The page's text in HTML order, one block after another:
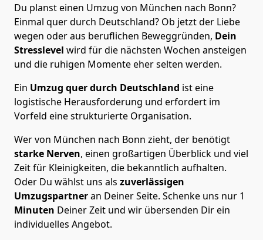
Du planst einen Umzug von München nach Bonn?
Einmal quer durch Deutschland? Ob jetzt der Liebe
wegen oder aus beruflichen Beweggründen, Dein
Stresslevel wird für die nächsten Wochen ansteigen
und die ruhigen Momente eher selten werden.
Ein Umzug quer durch Deutschland ist eine
logistische Herausforderung und erfordert im
Vorfeld eine strukturierte Organisation.
Wer von München nach Bonn zieht, der benötigt
starke Nerven, einen großartigen Überblick und viel
Zeit für Kleinigkeiten, die bekanntlich aufhalten.
Oder Du wählst uns als zuverlässigen
Umzugspartneran Deiner Seite. Schenke uns nur 1
Minuten Deiner Zeit und wir übersenden Dir ein
individuelles Angebot.